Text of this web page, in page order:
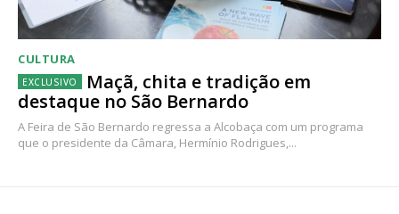
CULTURA
Maçã, chita e tradição em
destaque no São Bernardo
A Feira de São Bernardo regressa a Alcobaça com um programa
que o presidente da Câmara, Hermínio Rodrigues,...